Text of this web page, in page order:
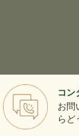
コン
お問
らど